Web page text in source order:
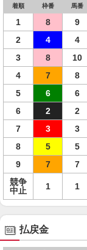
着順 枠番 馬番
1 8 9
2
4 4
3
8 10
4
7 8
5
6 6
6
2 2
7
3 3
8
5 5
9
7 7
競争
中止
1 1
払戻金